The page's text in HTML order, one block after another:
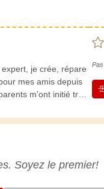
je crée, répare
mes amis depuis
m'ont initié très
une riche
est essentielle ! Elle
des artisans
de progresser.
Soyez le premier!